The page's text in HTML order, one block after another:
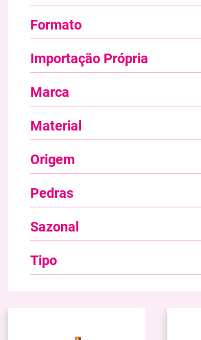
Formato
Importação Própria
Marca
Material
Origem
Pedras
Sazonal
Tipo